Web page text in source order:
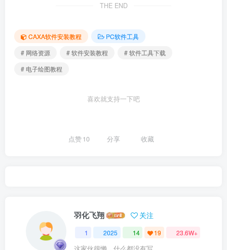
THE END
CAXA软件安装教程
PC软件工具
# 网络资源
# 软件安装教程
# 软件工具下载
# 电子绘图教程
喜欢就支持一下吧
点赞10 分享 收藏
羽化飞翔 关注
1 2025 14 19 23.6W+